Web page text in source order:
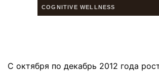
С октября по декабрь 2012 года